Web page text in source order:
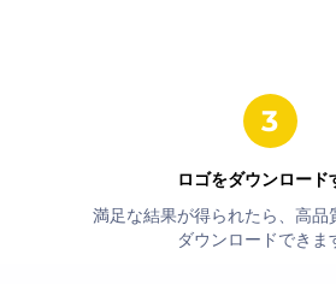
ロゴをダウンロード
満足な結果が得られたら、高品
ダウンロードできま